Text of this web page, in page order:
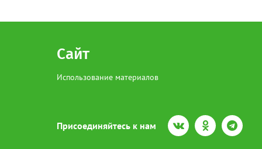
Сайт
Использование материалов
Присоединяйтесь к нам